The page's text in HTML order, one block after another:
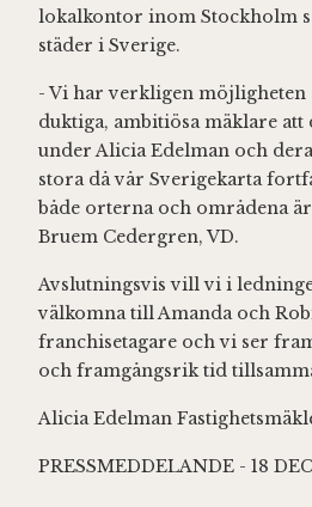
lokalkontor inom Stockholm
städer i Sverige.
- Vi har verkligen möjligheten
duktiga, ambitiösa mäklare
under Alicia Edelman och
stora då vår Sverigekarta
både orterna och områdena
Bruem Cedergren, VD.
Avslutningsvis vill vi i
välkomna till Amanda och
franchisetagare och vi ser
och framgångsrik tid
Alicia Edelman
PRESSMEDDELANDE - 18